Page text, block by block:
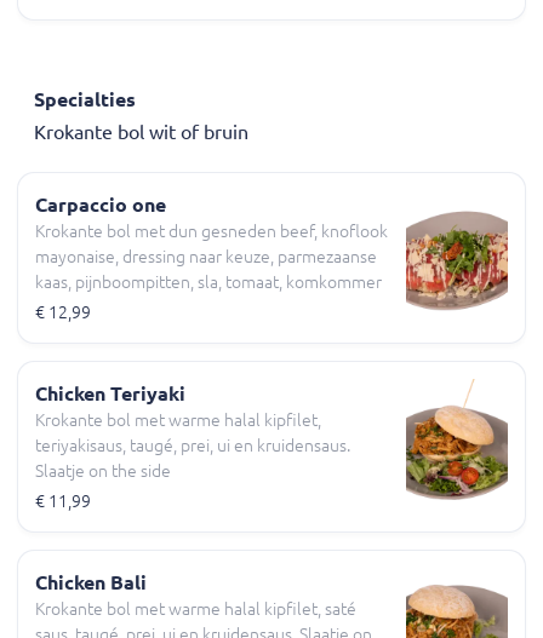
Specialties
Krokante bol wit of bruin
Carpaccio one
Krokante bol met dun gesneden beef, knoflook
mayonaise, dressing naar keuze, parmezaanse
kaas, pijnboompitten, sla, tomaat, komkommer
€ 12,99
Chicken Teriyaki
Krokante bol met warme halal kipfilet,
teriyakisaus, taugé, prei, ui en kruidensaus.
Slaatje on the side
€ 11,99
Chicken Bali
Krokante bol met warme halal kipfilet, saté